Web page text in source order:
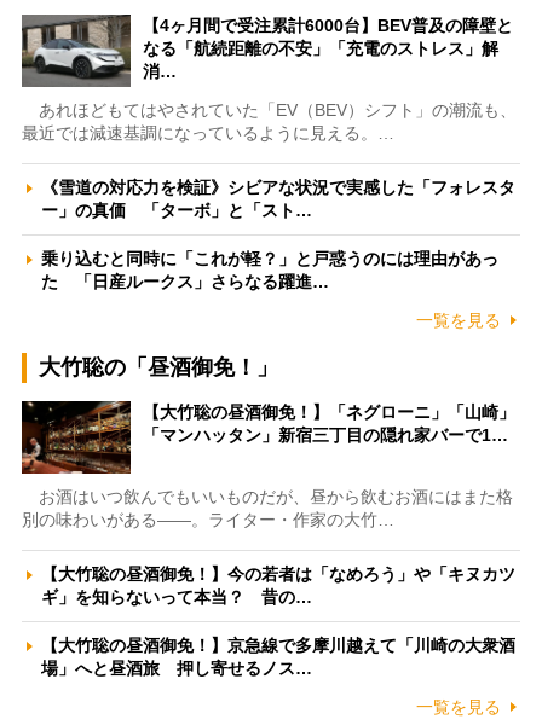
【4ヶ月間で受注累計6000台】BEV普及の障壁と
なる「航続距離の不安」「充電のストレス」解
消…
あれほどもてはやされていた「EV（BEV）シフト」の潮流も、
最近では減速基調になっているように見える。…
《雪道の対応力を検証》シビアな状況で実感した「フォレスタ
ー」の真価 「ターボ」と「スト…
乗り込むと同時に「これが軽？」と戸惑うのには理由があっ
た 「日産ルークス」さらなる躍進…
一覧を見る
大竹聡の「昼酒御免！」
【大竹聡の昼酒御免！】「ネグローニ」「山崎」
「マンハッタン」新宿三丁目の隠れ家バーで1…
お酒はいつ飲んでもいいものだが、昼から飲むお酒にはまた格
別の味わいがある――。ライター・作家の大竹…
【大竹聡の昼酒御免！】今の若者は「なめろう」や「キヌカツ
ギ」を知らないって本当？ 昔の…
【大竹聡の昼酒御免！】京急線で多摩川越えて「川崎の大衆酒
場」へと昼酒旅 押し寄せるノス…
一覧を見る